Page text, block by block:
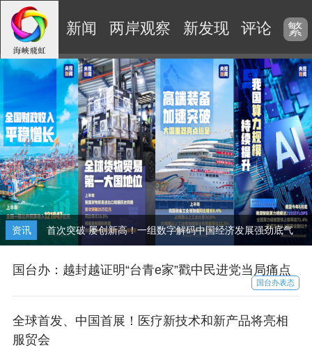
新闻 两岸观察 新发现 评论 视
繁
资讯 首次突破 屡创新高！一组数字解码中国经济发展强劲底气
国台办：越封越证明“台青e家”戳中民进党当局痛点
国台办表态
全球首发、中国首展！医疗新技术和新产品将亮相
服贸会